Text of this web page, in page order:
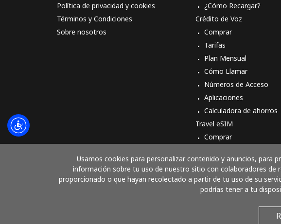
Usamos cookies para personalizar contenido y anuncios, para
información sobre tu uso de nuestro sitio con colaboradores de
proporcionado o que hayan recolectado a partir de tu uso de su
podrías tener a tu
Política de privacidad y cookies
Términos y Condiciones
Sobre nosotros
¿Cómo Recargar?
Crédito de Voz
Comprar
Tarifas
Plan Mensual
Cómo Llamar
Números de Acceso
Aplicaciones
Calculadora de ahorros
Travel eSIM
Comprar